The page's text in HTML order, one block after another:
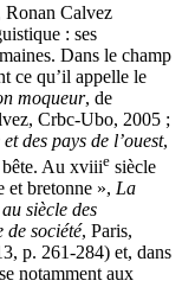
Ronan Calvez
: ses
Dans le champ
ce qu’il appelle le
moqueur, de
Crbc-Ubo, 2005 ;
des pays de l’ouest,
Au xviiie siècle
et bretonne », La
siècle des
de société, Paris,
p. 261-284) et, dans
notamment aux